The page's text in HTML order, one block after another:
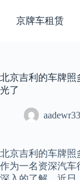
过
京牌车租赁
北京吉利的车牌照
光了
北京吉利的车牌照
作为一名资深汽车